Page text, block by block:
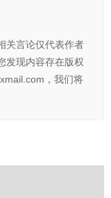
关言论仅代表作者
发现内容存在版权
，我们将